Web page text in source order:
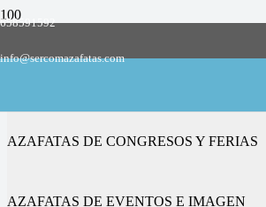
658591592
info@sercomazafatas.com
AZAFATAS DE CONGRESOS Y FERIAS
AZAFATAS DE EVENTOS E IMAGEN